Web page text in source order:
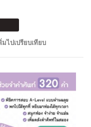
มไปเปรียบเทียบ